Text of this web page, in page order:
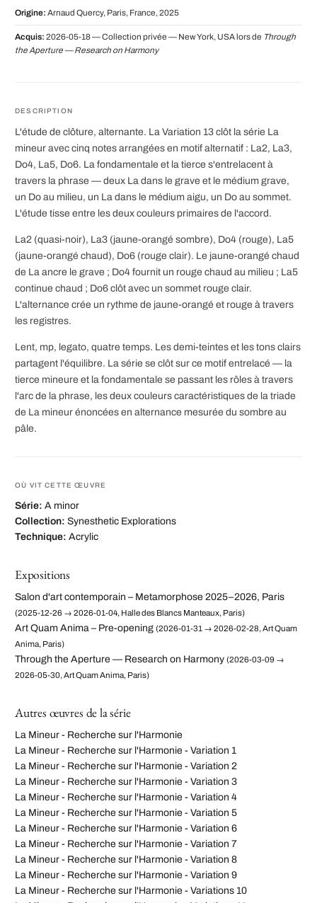
Origine: Arnaud Quercy, Paris, France, 2025
Acquis: 2026-05-18 — Collection privée — New York, USA lors de Through
the Aperture — Research on Harmony
DESCRIPTION
L'étude de clôture, alternante. La Variation 13 clôt la série La
mineur avec cinq notes arrangées en motif alternatif : La2, La3,
Do4, La5, Do6. La fondamentale et la tierce s'entrelacent à
travers la phrase — deux La dans le grave et le médium grave,
un Do au milieu, un La dans le médium aigu, un Do au sommet.
L'étude tisse entre les deux couleurs primaires de l'accord.
La2 (quasi-noir), La3 (jaune-orangé sombre), Do4 (rouge), La5
(jaune-orangé chaud), Do6 (rouge clair). Le jaune-orangé chaud
de La ancre le grave ; Do4 fournit un rouge chaud au milieu ; La5
continue chaud ; Do6 clôt avec un sommet rouge clair.
L'alternance crée un rythme de jaune-orangé et rouge à travers
les registres.
Lent, mp, legato, quatre temps. Les demi-teintes et les tons clairs
partagent l'équilibre. La série se clôt sur ce motif entrelacé — la
tierce mineure et la fondamentale se passant les rôles à travers
l'arc de la phrase, les deux couleurs caractéristiques de la triade
de La mineur énoncées en alternance mesurée du sombre au
pâle.
OÙ VIT CETTE ŒUVRE
Série: A minor
Collection: Synesthetic Explorations
Technique: Acrylic
Expositions
Salon d'art contemporain – Metamorphose 2025–2026, Paris
(2025-12-26 → 2026-01-04, Halle des Blancs Manteaux, Paris)
Art Quam Anima – Pre-opening (2026-01-31 → 2026-02-28, Art Quam
Anima, Paris)
Through the Aperture — Research on Harmony (2026-03-09 →
2026-05-30, Art Quam Anima, Paris)
Autres œuvres de la série
La Mineur - Recherche sur l'Harmonie
La Mineur - Recherche sur l'Harmonie - Variation 1
La Mineur - Recherche sur l'Harmonie - Variation 2
La Mineur - Recherche sur l'Harmonie - Variation 3
La Mineur - Recherche sur l'Harmonie - Variation 4
La Mineur - Recherche sur l'Harmonie - Variation 5
La Mineur - Recherche sur l'Harmonie - Variation 6
La Mineur - Recherche sur l'Harmonie - Variation 7
La Mineur - Recherche sur l'Harmonie - Variation 8
La Mineur - Recherche sur l'Harmonie - Variation 9
La Mineur - Recherche sur l'Harmonie - Variations 10